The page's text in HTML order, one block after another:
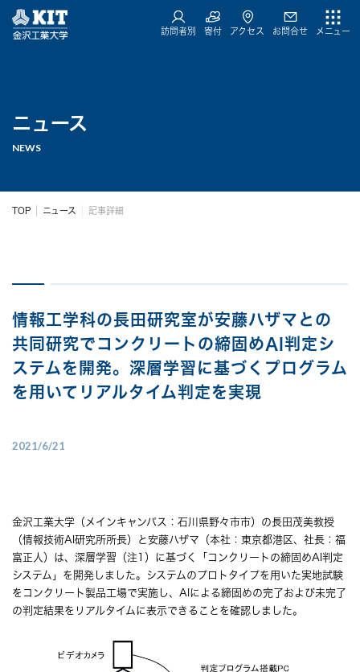
訪問者別 寄付 アクセス お問合せ メニュー
ニュース
NEWS
TOP ニュース 記事詳細
情報工学科の長田研究室が安藤ハザマとの
共同研究でコンクリートの締固めAI判定シ
ステムを開発。深層学習に基づくプログラム
を用いてリアルタイム判定を実現
2021/6/21
金沢工業大学（メインキャンパス：石川県野々市市）の長田茂美教授
（情報技術AI研究所所長）と安藤ハザマ（本社：東京都港区、社長：福
富正人）は、深層学習（注1）に基づく「コンクリートの締固めAI判定
システム」を開発しました。システムのプロトタイプを用いた実地試験
をコンクリート製品工場で実施し、AIによる締固めの完了および未完了
の判定結果をリアルタイムに表示できることを確認しました。